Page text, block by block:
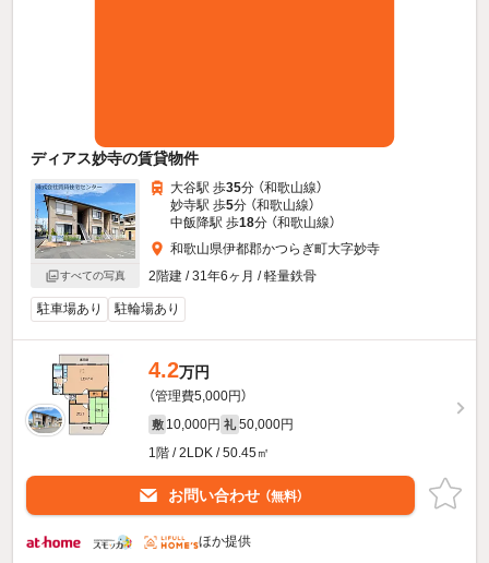
ディアス妙寺の賃貸物件
すべての写真
大谷駅 歩35分 （和歌山線）
妙寺駅 歩5分 （和歌山線）
中飯降駅 歩18分 （和歌山線）
和歌山県伊都郡かつらぎ町大字妙寺
2階建 / 31年6ヶ月 / 軽量鉄骨
駐車場あり 駐輪場あり
4.2万円
（管理費5,000円）
敷 10,000円 礼 50,000円
1階 / 2LDK / 50.45㎡
お問い合わせ （無料）
ほか提供